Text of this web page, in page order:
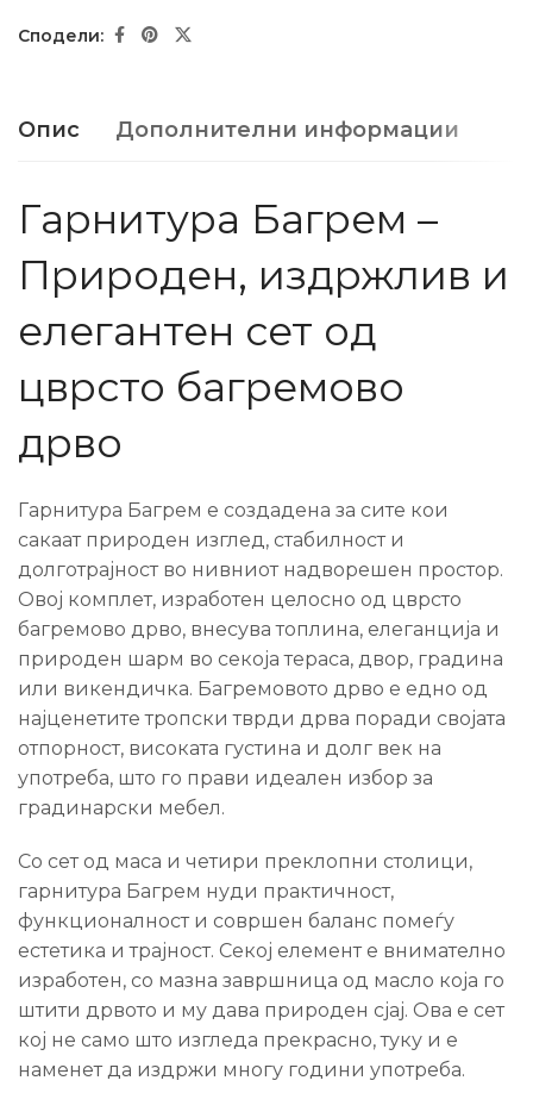
Опис Дополнителни информации
Гарнитура Багрем –
Природен, издржлив и
елегантен сет од
цврсто багремово
дрво
Гарнитура Багрем е создадена за сите кои
сакаат природен изглед, стабилност и
долготрајност во нивниот надворешен простор.
Овој комплет, изработен целосно од цврсто
багремово дрво, внесува топлина, елеганција и
природен шарм во секоја тераса, двор, градина
или викендичка. Багремовото дрво е едно од
најценетите тропски тврди дрва поради својата
отпорност, високата густина и долг век на
употреба, што го прави идеален избор за
градинарски мебел.
Со сет од маса и четири преклопни столици,
гарнитура Багрем нуди практичност,
функционалност и совршен баланс помеѓу
естетика и трајност. Секој елемент е внимателно
изработен, со мазна завршница од масло која го
штити дрвото и му дава природен сјај. Ова е сет
кој не само што изгледа прекрасно, туку и е
наменет да издржи многу години употреба.